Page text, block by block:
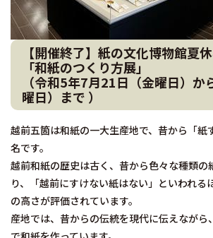
【開催終了】紙の文化博物館夏
「和紙のつくり方展」
（令和5年7月21日（金曜日）か
曜日）まで ）
越前五箇は和紙の一大生産地で、昔から「紙
名です。
越前和紙の歴史は古く、昔から色々な種類の
り、「越前にすけない紙はない」といわれる
の高さが評価されています。
産地では、昔からの伝統を現代に伝えながら